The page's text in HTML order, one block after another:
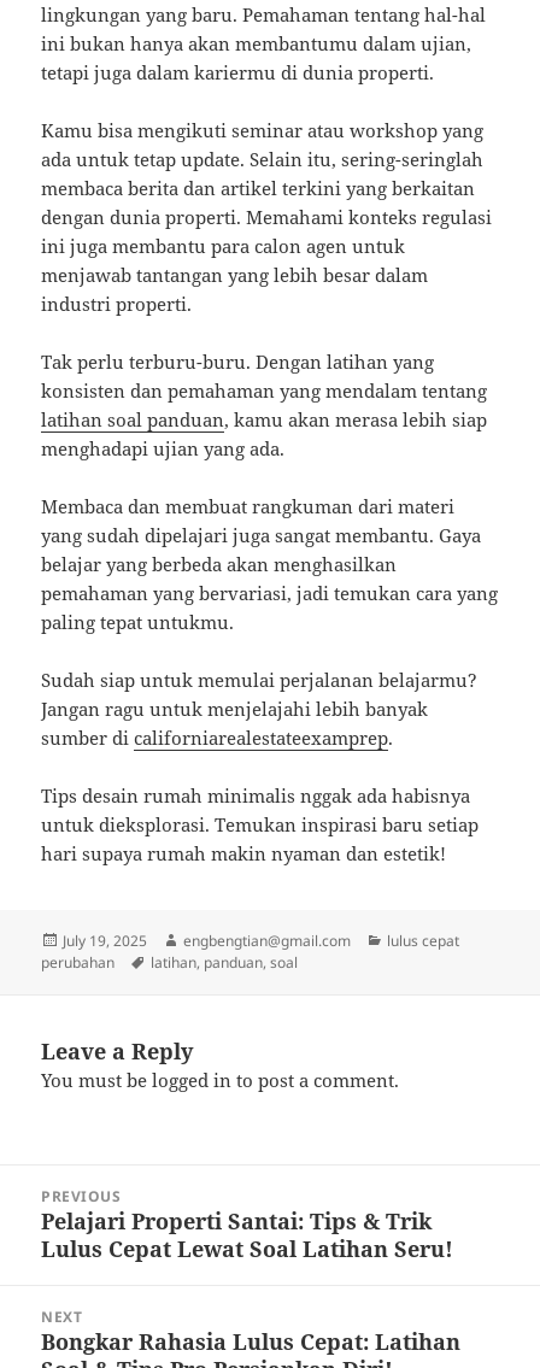
lingkungan yang baru. Pemahaman tentang hal-hal
ini bukan hanya akan membantumu dalam ujian,
tetapi juga dalam kariermu di dunia properti.
Kamu bisa mengikuti seminar atau workshop yang
ada untuk tetap update. Selain itu, sering-seringlah
membaca berita dan artikel terkini yang berkaitan
dengan dunia properti. Memahami konteks regulasi
ini juga membantu para calon agen untuk
menjawab tantangan yang lebih besar dalam
industri properti.
Tak perlu terburu-buru. Dengan latihan yang
konsisten dan pemahaman yang mendalam tentang
latihan soal panduan, kamu akan merasa lebih siap
menghadapi ujian yang ada.
Membaca dan membuat rangkuman dari materi
yang sudah dipelajari juga sangat membantu. Gaya
belajar yang berbeda akan menghasilkan
pemahaman yang bervariasi, jadi temukan cara yang
paling tepat untukmu.
Sudah siap untuk memulai perjalanan belajarmu?
Jangan ragu untuk menjelajahi lebih banyak
sumber dicaliforniarealestateexamprep.
Tips desain rumah minimalis nggak ada habisnya
untuk dieksplorasi. Temukan inspirasi baru setiap
hari supaya rumah makin nyaman dan estetik!
Posted
on
July 19, 2025 Author
engbengtian@gmail.com Categories
lulus cepat
perubahan
Tags
latihan, panduan,soal
Leave a Reply
You must belogged in to post a comment.
navigation
PREVIOUS
Previous
post:
Pelajari Properti Santai: Tips & Trik
Lulus Cepat Lewat Soal Latihan Seru!
NEXT
Next
Bongkar Rahasia Lulus Cepat: Latihan